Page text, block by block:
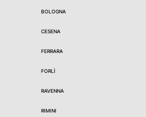
BOLOGNA
CESENA
FERRARA
FORLÌ
RAVENNA
RIMINI